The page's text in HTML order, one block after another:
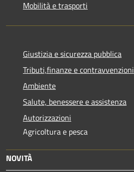
Mobilità e trasporti
Giustizia e sicurezza pubblica
Tributi,finanze e contravvenzioni
Ambiente
Salute, benessere e assistenza
Autorizzazioni
Agricoltura e pesca
NOVITÀ